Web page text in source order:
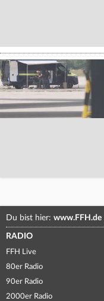
Du bist hier: www.FFH.de
RADIO
FFH Live
80er Radio
90er Radio
2000er Radio